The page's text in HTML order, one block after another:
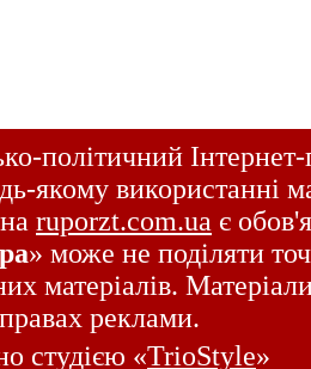
політичний
якому використанні
ruporzt.com.ua є
» може не поділяти
матеріалів.
реклами.
студією «TrioStyle»